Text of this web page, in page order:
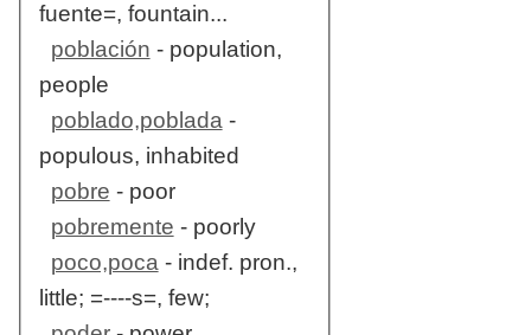
fuente=, fountain...
población - population,
people
poblado,poblada -
populous, inhabited
pobre - poor
pobremente - poorly
poco,poca - indef. pron.,
little; =----s=, few;